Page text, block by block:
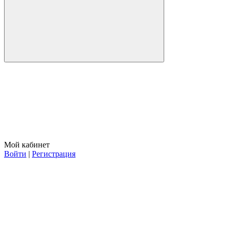
Мой кабинет
Войти | Регистрация